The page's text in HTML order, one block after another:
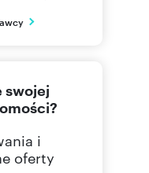
swojej
i
oferty